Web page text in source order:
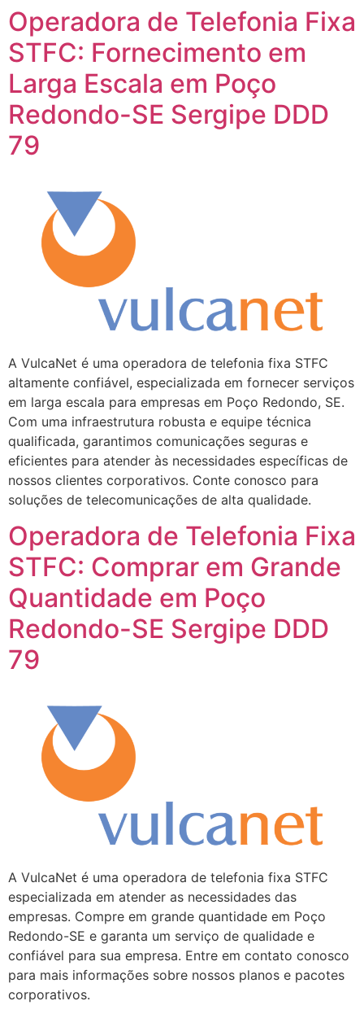
Operadora de Telefonia Fixa
STFC: Fornecimento em
Larga Escala em Poço
Redondo-SE Sergipe DDD
79
A VulcaNet é uma operadora de telefonia fixa STFC
altamente confiável, especializada em fornecer serviços
em larga escala para empresas em Poço Redondo, SE.
Com uma infraestrutura robusta e equipe técnica
qualificada, garantimos comunicações seguras e
eficientes para atender às necessidades específicas de
nossos clientes corporativos. Conte conosco para
soluções de telecomunicações de alta qualidade.
Operadora de Telefonia Fixa
STFC: Comprar em Grande
Quantidade em Poço
Redondo-SE Sergipe DDD
79
A VulcaNet é uma operadora de telefonia fixa STFC
especializada em atender as necessidades das
empresas. Compre em grande quantidade em Poço
Redondo-SE e garanta um serviço de qualidade e
confiável para sua empresa. Entre em contato conosco
para mais informações sobre nossos planos e pacotes
corporativos.